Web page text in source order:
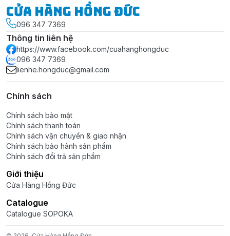
Thông số kỹ thuật:
Màu sắc: Trắng bạc
Chất liệu: Inox 304
Kích thướ (Dài x Rộng):15cmx15cm
Phi:60mm ,90mm
Công dụng:
thượng, công cộng,...
Xuất xứ:Việt Nam.
---
MuaHộp ga thoát nước sàn chống hôi 15cm x 15cm
phi 60 90 Inox 304 Kim Thanh
> Shopee:
> Lazada:https://s.lazada.vn/s.dd3WN?cc
Cửa Hàng Hồng Đức
096 347 7369
Thông tin liên hệ
https://www.facebook.com/cuahanghongduc
096 347 7369
lienhe.hongduc@gmail.com
Chính sách
Chính sách bảo mật
Chính sách thanh toán
Chính sách vận chuyển & giao nhận
Chính sách bảo hành sản phẩm
Chính sách đổi trả sản phẩm
Giới thiệu
Cửa Hàng Hồng Đức
Catalogue
Catalogue SOPOKA